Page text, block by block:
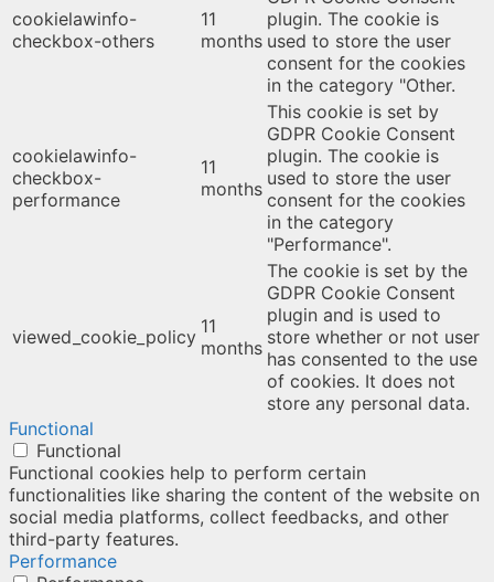
cookielawinfo-
checkbox-others
11
months
plugin. The cookie is
used to store the user
consent for the cookies
in the category "Other.
cookielawinfo-
checkbox-
performance
11
months
This cookie is set by
GDPR Cookie Consent
plugin. The cookie is
used to store the user
consent for the cookies
in the category
"Performance".
viewed_cookie_policy 11
months
The cookie is set by the
GDPR Cookie Consent
plugin and is used to
store whether or not user
has consented to the use
of cookies. It does not
store any personal data.
Functional
Functional
Functional cookies help to perform certain
functionalities like sharing the content of the website on
social media platforms, collect feedbacks, and other
third-party features.
Performance